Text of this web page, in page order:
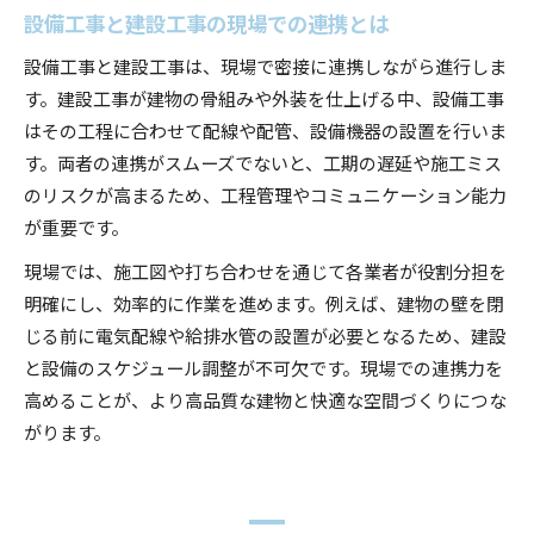
設備工事と建設工事の現場での連携とは
設備工事と建設工事は、現場で密接に連携しながら進行しま
す。建設工事が建物の骨組みや外装を仕上げる中、設備工事
はその工程に合わせて配線や配管、設備機器の設置を行いま
す。両者の連携がスムーズでないと、工期の遅延や施工ミス
のリスクが高まるため、工程管理やコミュニケーション能力
が重要です。
現場では、施工図や打ち合わせを通じて各業者が役割分担を
明確にし、効率的に作業を進めます。例えば、建物の壁を閉
じる前に電気配線や給排水管の設置が必要となるため、建設
と設備のスケジュール調整が不可欠です。現場での連携力を
高めることが、より高品質な建物と快適な空間づくりにつな
がります。